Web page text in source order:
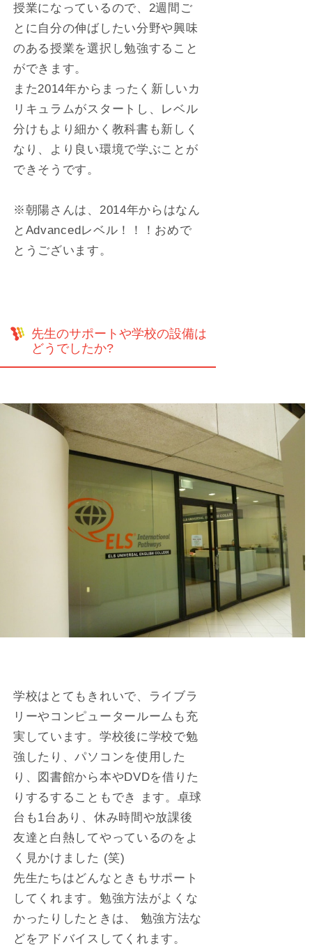
授業になっているので、2週間ご
とに自分の伸ばしたい分野や興味
のある授業を選択し勉強すること
ができます。
また2014年からまったく新しいカ
リキュラムがスタートし、レベル
分けもより細かく教科書も新しく
なり、より良い環境で学ぶことが
できそうです。
※朝陽さんは、2014年からはなん
とAdvancedレベル！！！おめで
とうございます。
先生のサポートや学校の設備は
どうでしたか?
学校はとてもきれいで、ライブラ
リーやコンピュータールームも充
実しています。学校後に学校で勉
強したり、パソコンを使用した
り、図書館から本やDVDを借りた
りするすることもでき ます。卓球
台も1台あり、休み時間や放課後
友達と白熱してやっているのをよ
く見かけました (笑)
先生たちはどんなときもサポート
してくれます。勉強方法がよくな
かったりしたときは、 勉強方法な
どをアドバイスしてくれます。